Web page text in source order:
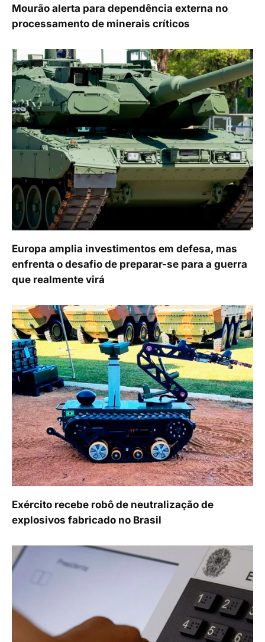
Mourão alerta para dependência externa no
processamento de minerais críticos
Europa amplia investimentos em defesa, mas
enfrenta o desafio de preparar-se para a guerra
que realmente virá
Exército recebe robô de neutralização de
explosivos fabricado no Brasil